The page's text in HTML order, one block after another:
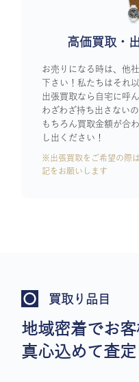
高価買取・
お売りになる時は、他
下さい！私たちはそれ
出張買取なら自宅に呼
わざわざ持ち出さない
もちろん買取金額が合
し出ください！
※出張買取をご希望の際
記をお願いします
買取り品目
地域密着でお
真心込めて査定